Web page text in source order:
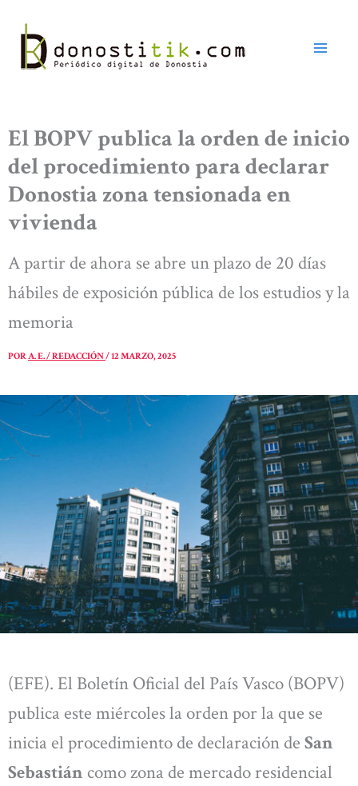
contenido
El BOPV publica la orden de inicio
del procedimiento para declarar
Donostia zona tensionada en
vivienda
A partir de ahora se abre un plazo de 20 días
hábiles de exposición pública de los estudios y la
memoria
PORA. E. / REDACCIÓN/12 MARZO, 2025
(EFE). El Boletín Oficial del País Vasco (BOPV)
publica este miércoles la orden por la que se
inicia el procedimiento de declaración de San
Sebastián como zona de mercado residencial